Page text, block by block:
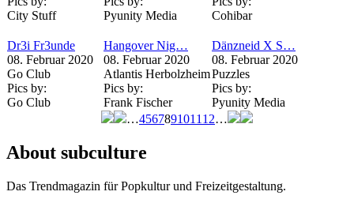
City Stuff
Pyunity Media
Cohibar
Dr3i Fr3unde
08. Februar 2020
Go Club
Pics by:
Go Club
Hangover Nig…
08. Februar 2020
Atlantis Herbolzheim
Pics by:
Frank Fischer
Dänzneid X S…
08. Februar 2020
Puzzles
Pics by:
Pyunity Media
…4567891011 12…
About subculture
Das Trendmagazin für Popkultur und Freizeitgestaltung.